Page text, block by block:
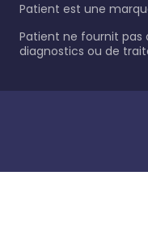
Patient est une
Patient ne fournit pas
diagnostics ou de